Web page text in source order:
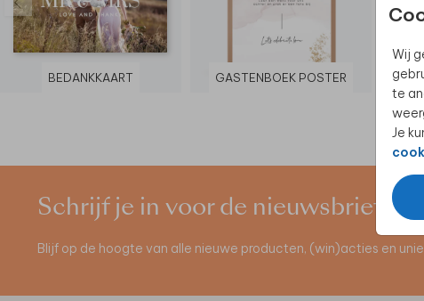
Wij
te
Je
BEDANKKAART GASTENBOEK POSTER
Schrijf je in voor de nieuwsbrief
Blijf op de hoogte van alle nieuwe producten, (win)acties en